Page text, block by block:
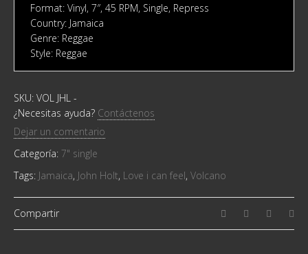
Format: Vinyl, 7″, 45 RPM, Single, Repress
Country: Jamaica
Genre: Reggae
Style: Reggae
SKU: VOL JHL -
¿Necesitas ayuda? Contáctenos
Dejar un comentario
Categoría: 7" single
Tags: Jamaica, John Holt, Love i can feel, Volcano
Compartir